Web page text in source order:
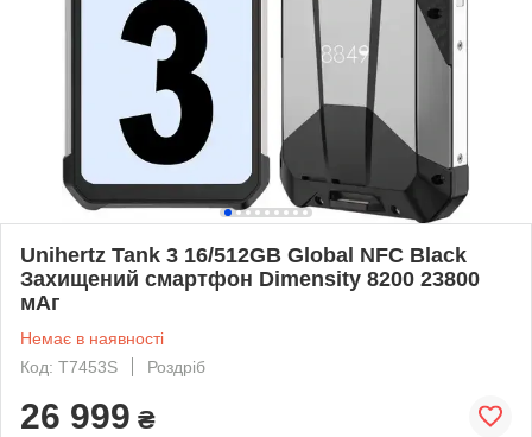
Unihertz Tank 3 16/512GB Global NFC Black
Захищений смартфон Dimensity 8200 23800
мАг
Немає в наявності
Код: T7453S
Роздріб
26 999 ₴